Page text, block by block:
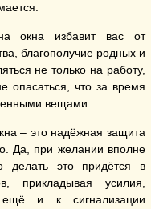
окна избавит вас от
благополучие родных и
не только на работу,
опасаться, что за время
вещами.
– это надёжная защита
Да, при желании вполне
делать это придётся в
прикладывая усилия,
ещё и к сигнализации